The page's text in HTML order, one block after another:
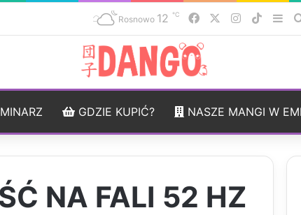
Rosnowo 12 ℃ Facebook Instagram
TikTok
GDZIE KUPIĆ? NASZE MANGI W
NA FALI 52 HZ